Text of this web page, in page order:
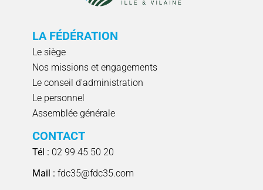
LA FÉDÉRATION
Le siège
Nos missions et engagements
Le conseil d'administration
Le personnel
Assemblée générale
CONTACT
Tél : 02 99 45 50 20
Mail : fdc35@fdc35.com